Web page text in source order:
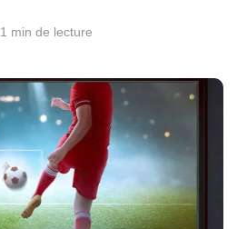
1 min de lecture